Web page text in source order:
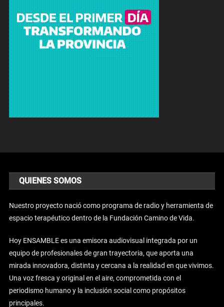
QUIENES SOMOS
Nuestro proyecto nació como programa de radio y herramienta de
espacio terapéutico dentro de la Fundación Camino de Vida.
Hoy ENSAMBLE es una emisora audiovisual integrada por un
equipo de profesionales de gran trayectoria, que aporta una
mirada innovadora, distinta y cercana a la realidad en que vivimos.
Una voz fresca y original en el aire, comprometida con el
periodismo humano y la inclusión social como propósitos
principales.